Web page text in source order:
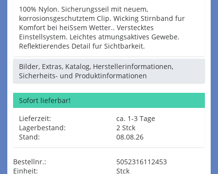
100% Nylon. Sicherungsseil mit neuem,
korrosionsgeschutztem Clip. Wicking Stirnband fur
Komfort bei heiSsem Wetter.. Verstecktes
Einstellsystem. Leichtes atmungsaktives Gewebe.
Reflektierendes Detail fur Sichtbarkeit.
Bilder, Extras, Katalog, Herstellerinformationen,
Sicherheits- und Produktinformationen
Sofort lieferbar!
Lieferzeit:
ca. 1-3 Tage
Lagerbestand:
2 Stck
Stand:
08.08.26
Bestellnr.:
5052316112453
Einheit:
Stck